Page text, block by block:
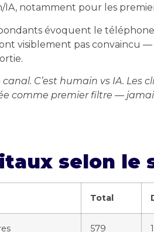
notamment pour les
évoquent le téléphone
visiblement pas convaincu
canal. C’est humain vs IA.
comme premier filtre —
selon le
Total
579